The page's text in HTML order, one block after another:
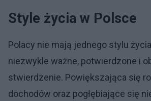
Style życia w Polsce
Polacy nie mają jednego stylu
niezwykle ważne, potwierdzone i
stwierdzenie. Powiększająca się
dochodów oraz pogłębiające się